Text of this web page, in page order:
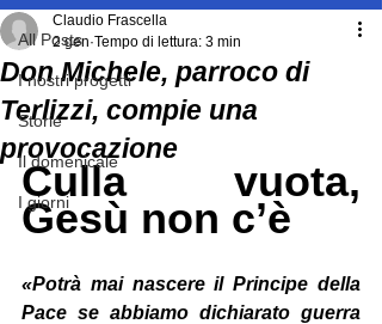
All Posts
I nostri progetti
Storie
Il domenicale
I giorni
Don Michele, parroco di
Terlizzi, compie una
provocazione
Claudio Frascella
2 gen Tempo di lettura: 3 min
Culla vuota,
Gesù non c’è
«Potrà mai nascere il Principe della
Pace se abbiamo dichiarato guerra